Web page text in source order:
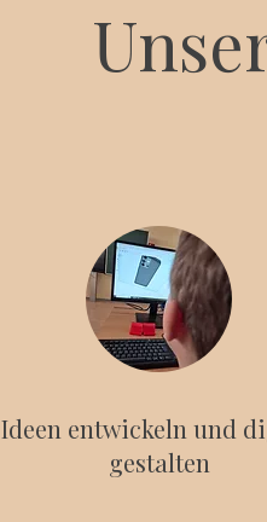
Ideen entwickeln und
gestalten